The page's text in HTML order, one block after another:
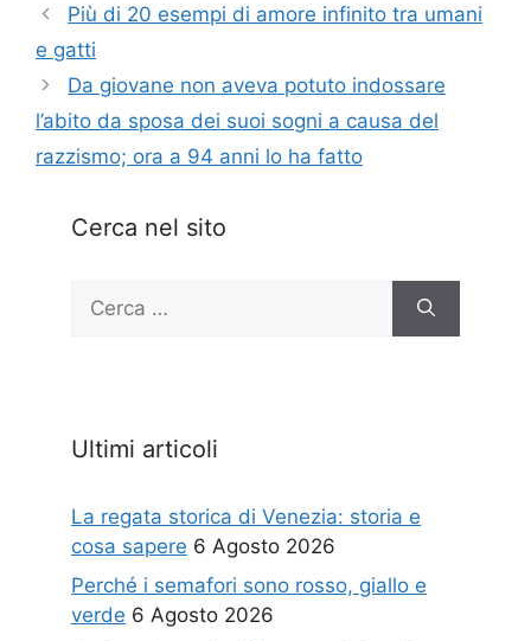
Più di 20 esempi di amore infinito tra umani
e gatti
Da giovane non aveva potuto indossare
l’abito da sposa dei suoi sogni a causa del
razzismo; ora a 94 anni lo ha fatto
Cerca nel sito
per:
Ultimi articoli
La regata storica di Venezia: storia e
cosa sapere 6 Agosto 2026
Perché i semafori sono rosso, giallo e
verde 6 Agosto 2026